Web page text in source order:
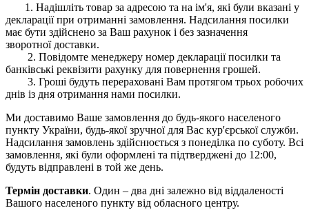
1. Надішліть товар за адресою та на ім'я, які були вказані у
декларації при отриманні замовлення. Надсилання посилки
має бути здійснено за Ваш рахунок і без зазначення
зворотної доставки.
2. Повідомте менеджеру номер декларації посилки та
банківські реквізити рахунку для повернення грошей.
3. Гроші будуть перераховані Вам протягом трьох робочих
днів із дня отримання нами посилки.
Ми доставимо Ваше замовлення до будь-якого населеного
пункту України, будь-якої зручної для Вас кур'єрської служби.
Надсилання замовлень здійснюється з понеділка по суботу. Всі
замовлення, які були оформлені та підтверджені до 12:00,
будуть відправлені в той же день.
Термін доставки. Один – два дні залежно від віддаленості
Вашого населеного пункту від обласного центру.